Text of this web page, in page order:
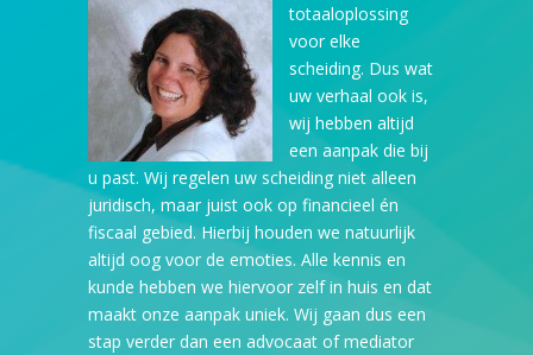
totaaloplossing
voor elke
scheiding. Dus wat
uw verhaal ook is,
wij hebben altijd
een aanpak die bij
u past. Wij regelen uw scheiding niet alleen
juridisch, maar juist ook op financieel én
fiscaal gebied. Hierbij houden we natuurlijk
altijd oog voor de emoties. Alle kennis en
kunde hebben we hiervoor zelf in huis en dat
maakt onze aanpak uniek. Wij gaan dus een
stap verder dan een advocaat of mediator